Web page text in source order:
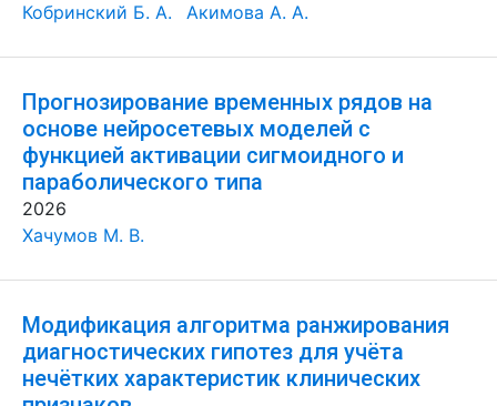
Кобринский Б. А.
Акимова А. А.
Прогнозирование временных рядов на
основе нейросетевых моделей с
функцией активации сигмоидного и
параболического типа
2026
Хачумов М. В.
Модификация алгоритма ранжирования
диагностических гипотез для учёта
нечётких характеристик клинических